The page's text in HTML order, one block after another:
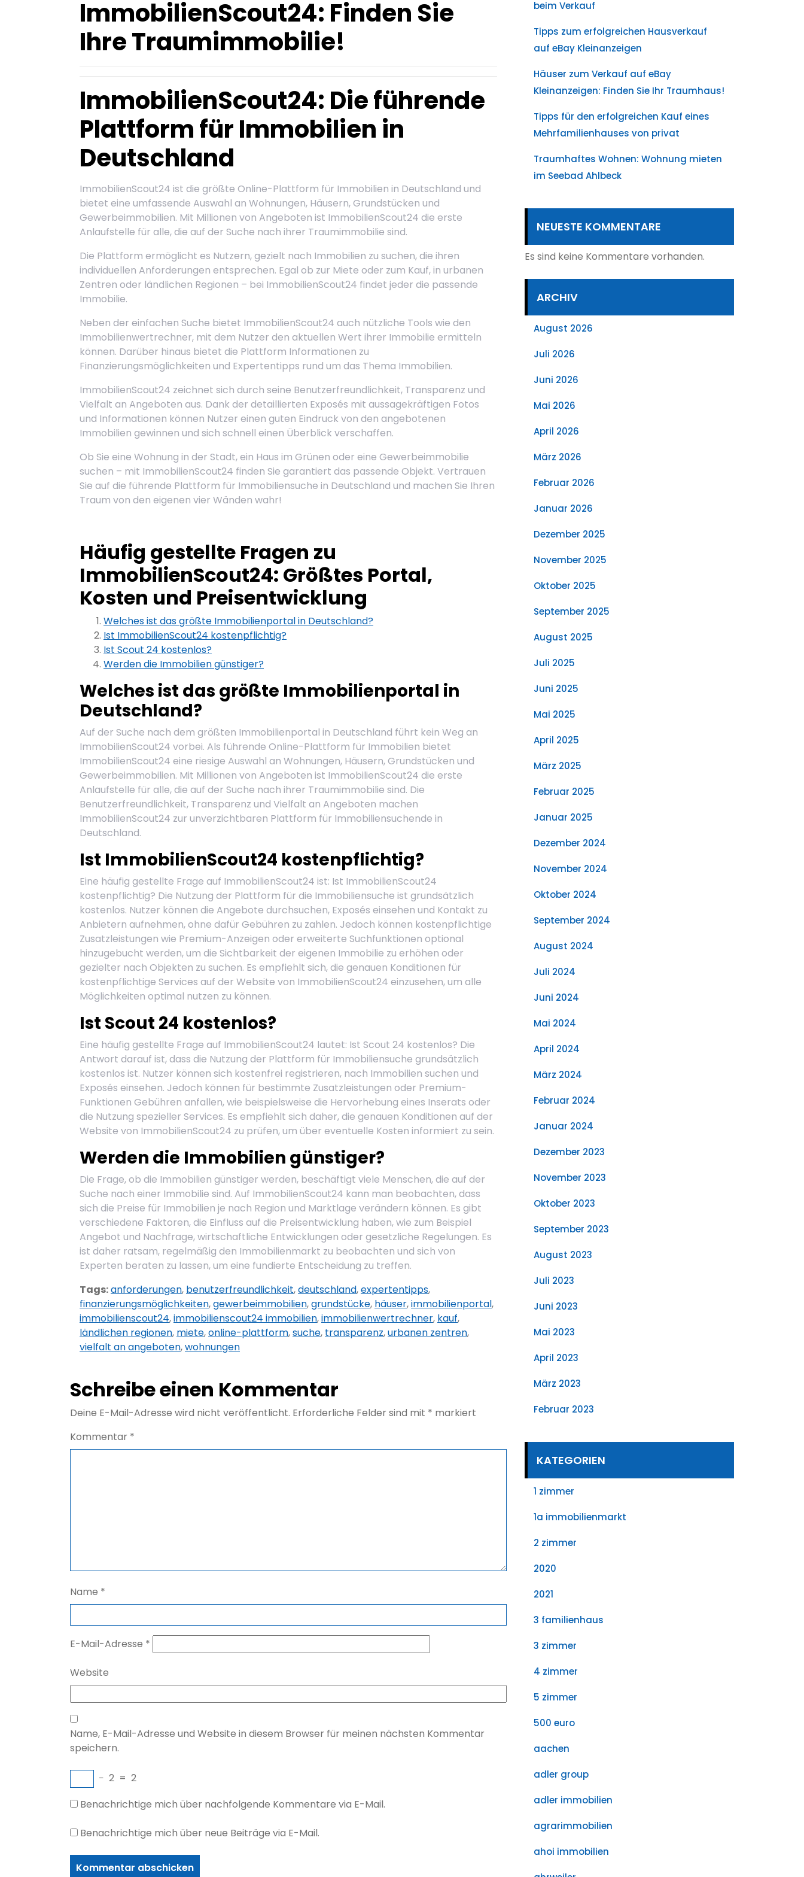
ImmobilienScout24: Finden Sie
Ihre Traumimmobilie!
ImmobilienScout24: Die führende
Plattform für Immobilien in
Deutschland
ImmobilienScout24 ist die größte Online-Plattform für Immobilien in Deutschland und
bietet eine umfassende Auswahl an Wohnungen, Häusern, Grundstücken und
Gewerbeimmobilien. Mit Millionen von Angeboten ist ImmobilienScout24 die erste
Anlaufstelle für alle, die auf der Suche nach ihrer Traumimmobilie sind.
Die Plattform ermöglicht es Nutzern, gezielt nach Immobilien zu suchen, die ihren
individuellen Anforderungen entsprechen. Egal ob zur Miete oder zum Kauf, in urbanen
Zentren oder ländlichen Regionen – bei ImmobilienScout24 findet jeder die passende
Immobilie.
Neben der einfachen Suche bietet ImmobilienScout24 auch nützliche Tools wie den
Immobilienwertrechner, mit dem Nutzer den aktuellen Wert ihrer Immobilie ermitteln
können. Darüber hinaus bietet die Plattform Informationen zu
Finanzierungsmöglichkeiten und Expertentipps rund um das Thema Immobilien.
ImmobilienScout24 zeichnet sich durch seine Benutzerfreundlichkeit, Transparenz und
Vielfalt an Angeboten aus. Dank der detaillierten Exposés mit aussagekräftigen Fotos
und Informationen können Nutzer einen guten Eindruck von den angebotenen
Immobilien gewinnen und sich schnell einen Überblick verschaffen.
Ob Sie eine Wohnung in der Stadt, ein Haus im Grünen oder eine Gewerbeimmobilie
suchen – mit ImmobilienScout24 finden Sie garantiert das passende Objekt. Vertrauen
Sie auf die führende Plattform für Immobiliensuche in Deutschland und machen Sie Ihren
Traum von den eigenen vier Wänden wahr!
Häufig gestellte Fragen zu
ImmobilienScout24: Größtes Portal,
Kosten und Preisentwicklung
Welches ist das größte Immobilienportal in Deutschland?
Ist ImmobilienScout24 kostenpflichtig?
Ist Scout 24 kostenlos?
Werden die Immobilien günstiger?
Welches ist das größte Immobilienportal in
Deutschland?
Auf der Suche nach dem größten Immobilienportal in Deutschland führt kein Weg an
ImmobilienScout24 vorbei. Als führende Online-Plattform für Immobilien bietet
ImmobilienScout24 eine riesige Auswahl an Wohnungen, Häusern, Grundstücken und
Gewerbeimmobilien. Mit Millionen von Angeboten ist ImmobilienScout24 die erste
Anlaufstelle für alle, die auf der Suche nach ihrer Traumimmobilie sind. Die
Benutzerfreundlichkeit, Transparenz und Vielfalt an Angeboten machen
ImmobilienScout24 zur unverzichtbaren Plattform für Immobiliensuchende in
Deutschland.
Ist ImmobilienScout24 kostenpflichtig?
Eine häufig gestellte Frage auf ImmobilienScout24 ist: Ist ImmobilienScout24
kostenpflichtig? Die Nutzung der Plattform für die Immobiliensuche ist grundsätzlich
kostenlos. Nutzer können die Angebote durchsuchen, Exposés einsehen und Kontakt zu
Anbietern aufnehmen, ohne dafür Gebühren zu zahlen. Jedoch können kostenpflichtige
Zusatzleistungen wie Premium-Anzeigen oder erweiterte Suchfunktionen optional
hinzugebucht werden, um die Sichtbarkeit der eigenen Immobilie zu erhöhen oder
gezielter nach Objekten zu suchen. Es empfiehlt sich, die genauen Konditionen für
kostenpflichtige Services auf der Website von ImmobilienScout24 einzusehen, um alle
Möglichkeiten optimal nutzen zu können.
Ist Scout 24 kostenlos?
Eine häufig gestellte Frage auf ImmobilienScout24 lautet: Ist Scout 24 kostenlos? Die
Antwort darauf ist, dass die Nutzung der Plattform für Immobiliensuche grundsätzlich
kostenlos ist. Nutzer können sich kostenfrei registrieren, nach Immobilien suchen und
Exposés einsehen. Jedoch können für bestimmte Zusatzleistungen oder Premium-
Funktionen Gebühren anfallen, wie beispielsweise die Hervorhebung eines Inserats oder
die Nutzung spezieller Services. Es empfiehlt sich daher, die genauen Konditionen auf der
Website von ImmobilienScout24 zu prüfen, um über eventuelle Kosten informiert zu sein.
Werden die Immobilien günstiger?
Die Frage, ob die Immobilien günstiger werden, beschäftigt viele Menschen, die auf der
Suche nach einer Immobilie sind. Auf ImmobilienScout24 kann man beobachten, dass
sich die Preise für Immobilien je nach Region und Marktlage verändern können. Es gibt
verschiedene Faktoren, die Einfluss auf die Preisentwicklung haben, wie zum Beispiel
Angebot und Nachfrage, wirtschaftliche Entwicklungen oder gesetzliche Regelungen. Es
ist daher ratsam, regelmäßig den Immobilienmarkt zu beobachten und sich von
Experten beraten zu lassen, um eine fundierte Entscheidung zu treffen.
Tags:anforderungen, benutzerfreundlichkeit,deutschland,expertentipps,
finanzierungsmöglichkeiten,gewerbeimmobilien,grundstücke, häuser,immobilienportal,
immobilienscout24,immobilienscout24 immobilien,immobilienwertrechner, kauf,
ländlichen regionen, miete,online-plattform,suche, transparenz,urbanen zentren,
vielfalt an angeboten,wohnungen
Schreibe einen Kommentar
Deine E-Mail-Adresse wird nicht veröffentlicht. Erforderliche Felder sind mit * markiert
Kommentar *
Name *
E-Mail-Adresse *
Website
Name, E-Mail-Adresse und Website in diesem Browser für meinen nächsten Kommentar
speichern.
− 2 = 2
Benachrichtige mich über nachfolgende Kommentare via E-Mail.
Benachrichtige mich über neue Beiträge via E-Mail.
beim Verkauf
Tipps zum erfolgreichen Hausverkauf
auf eBay Kleinanzeigen
Häuser zum Verkauf auf eBay
Kleinanzeigen: Finden Sie Ihr Traumhaus!
Tipps für den erfolgreichen Kauf eines
Mehrfamilienhauses von privat
Traumhaftes Wohnen: Wohnung mieten
im Seebad Ahlbeck
NEUESTE KOMMENTARE
Es sind keine Kommentare vorhanden.
ARCHIV
August 2026
Juli 2026
Juni 2026
Mai 2026
April 2026
März 2026
Februar 2026
Januar 2026
Dezember 2025
November 2025
Oktober 2025
September 2025
August 2025
Juli 2025
Juni 2025
Mai 2025
April 2025
März 2025
Februar 2025
Januar 2025
Dezember 2024
November 2024
Oktober 2024
September 2024
August 2024
Juli 2024
Juni 2024
Mai 2024
April 2024
März 2024
Februar 2024
Januar 2024
Dezember 2023
November 2023
Oktober 2023
September 2023
August 2023
Juli 2023
Juni 2023
Mai 2023
April 2023
März 2023
Februar 2023
KATEGORIEN
1 zimmer
1a immobilienmarkt
2 zimmer
2020
2021
3 familienhaus
3 zimmer
4 zimmer
5 zimmer
500 euro
aachen
adler group
adler immobilien
agrarimmobilien
ahoi immobilien